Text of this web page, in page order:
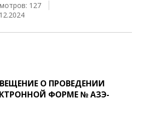
127
О ПРОВЕДЕНИИ
ФОРМЕ № АЗЭ-